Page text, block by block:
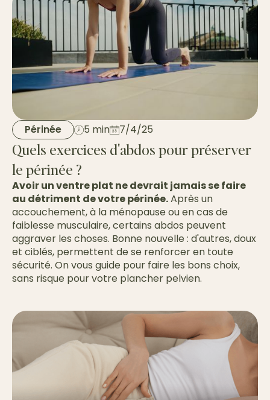
Périnée 5 min 7/4/25
Quels exercices d'abdos pour préserver
le périnée ?
Avoir un ventre plat ne devrait jamais se faire
au détriment de votre périnée.Après un
accouchement, à la ménopause ou en cas de
faiblesse musculaire, certains abdos peuvent
aggraver les choses. Bonne nouvelle : d'autres, doux
et ciblés, permettent de se renforcer en toute
sécurité. On vous guide pour faire les bons choix,
sans risque pour votre plancher pelvien.